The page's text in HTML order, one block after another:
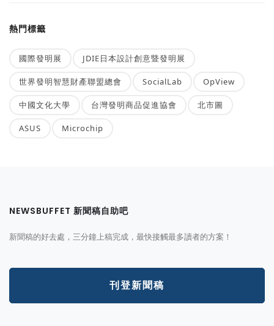
熱門標籤
國際發明展 JDIE日本設計創意暨發明展
世界發明智慧財產聯盟總會 SocialLab OpView
中國文化大學 台灣發明商品促進協會 北市圖
ASUS Microchip
NEWSBUFFET 新聞稿自助吧
新聞稿的好去處，三分鐘上稿完成，最快接觸最多讀者的方案！
刊登新聞稿